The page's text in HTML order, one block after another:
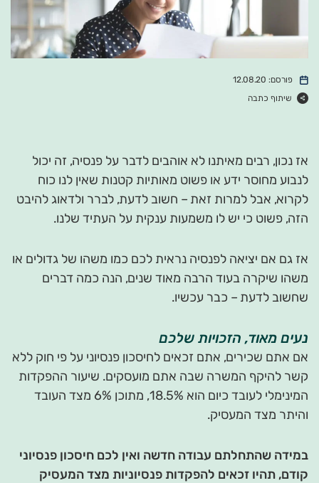
פורסם: 12.08.20
שיתוף כתבה
אז נכון, רבים מאיתנו לא אוהבים לדבר על פנסיה, זה יכול
לנבוע מחוסר ידע או פשוט מאותיות קטנות שאין לנו כוח
לקרוא, אבל למרות זאת – חשוב לדעת, לברר ולדאוג להיבט
הזה, פשוט כי יש לו משמעות ענקית על העתיד שלנו.
אז גם אם יציאה לפנסיה נראית לכם כמו משהו של גדולים או
משהו שיקרה בעוד הרבה מאוד שנים, הנה כמה דברים
שחשוב לדעת – כבר עכשיו.
נעים מאוד, הזכויות שלכם
אם אתם שכירים, אתם זכאים לחיסכון פנסיוני על פי חוק ללא
קשר להיקף המשרה שבה אתם מועסקים. שיעור ההפקדות
המינימלי לעובד כיום הוא 18.5%, מתוכן 6% מצד העובד
והיתר מצד המעסיק.
במידה שהתחלתם עבודה חדשה ואין לכם חיסכון פנסיוני
קודם, תהיו זכאים להפקדות פנסיוניות מצד המעסיק